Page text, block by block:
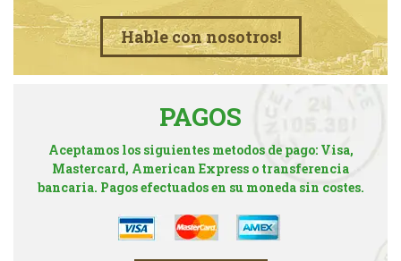
Hable con nosotros!
PAGOS
Aceptamos los siguientes metodos de pago: Visa,
Mastercard, American Express o transferencia
bancaria. Pagos efectuados en su moneda sin costes.